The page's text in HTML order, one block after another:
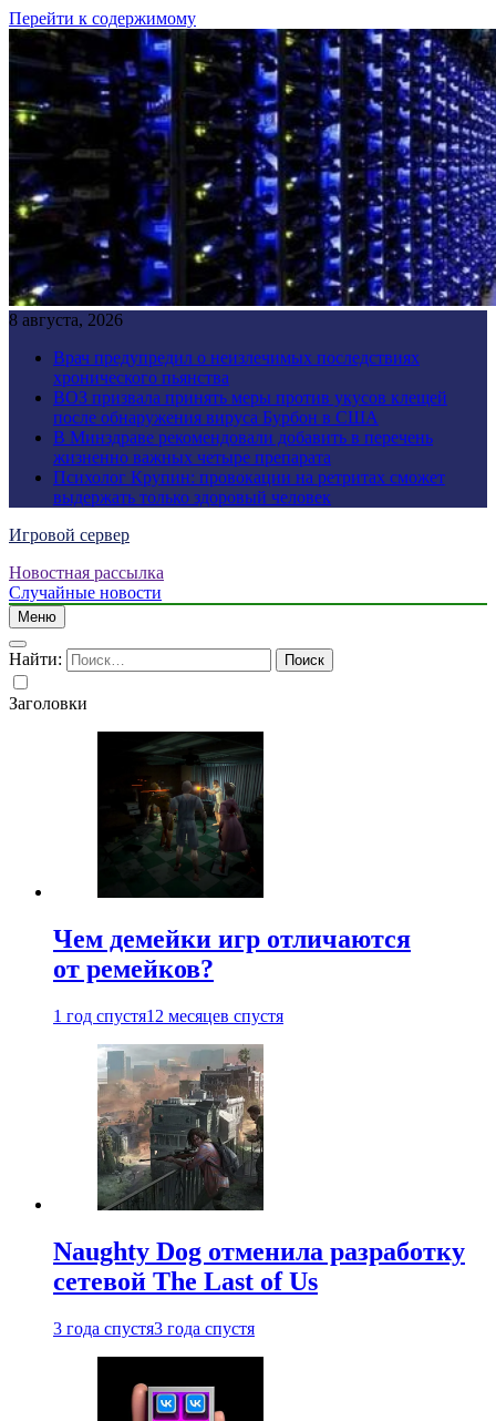
Перейти к содержимому
8 августа, 2026
Врач предупредил о неизлечимых последствиях
хронического пьянства
ВОЗ призвала принять меры против укусов клещей
после обнаружения вируса Бурбон в США
В Минздраве рекомендовали добавить в перечень
жизненно важных четыре препарата
Психолог Крупин: провокации на ретритах сможет
выдержать только здоровый человек
Игровой сервер
Новостная рассылка
Случайные новости
Меню
Найти:
Заголовки
Чем демейки игр отличаются
от ремейков?
1 год спустя12 месяцев спустя
Naughty Dog отменила разработку
сетевой The Last of Us
3 года спустя3 года спустя